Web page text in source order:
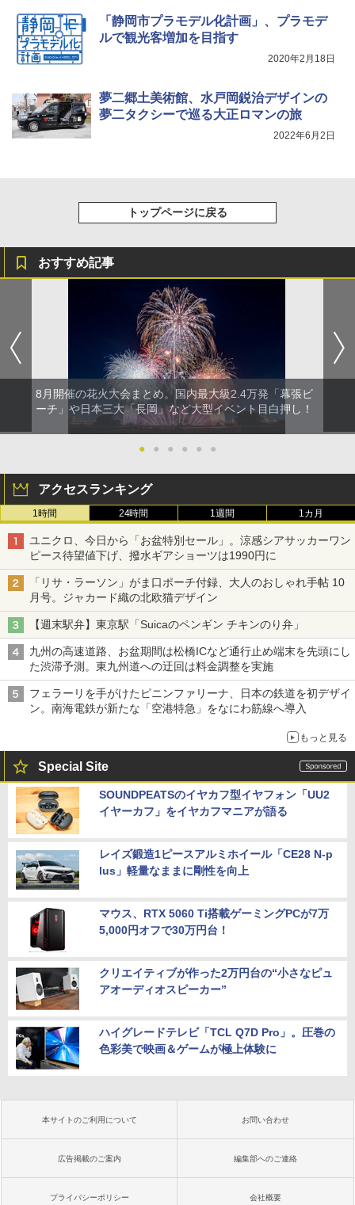
[キャンパーズコレクション 山善] 傘みたいに
広げるだけ パッとサッとテント キューブワ
イド ブラックコーティング フルクローズ メ
￥-
着替えテント トイレテント 透けない【換気
通気窓付き】収納袋付き UVカット 防水 防災
コンパクト iimono117 (ブルー)
「静岡市プラモデル化計画」、プラモデ
ルで観光客増加を目指す
2020年2月18日
夢二郷土美術館、水戸岡鋭治デザインの
夢二タクシーで巡る大正ロマンの旅
2022年6月2日
トップページに戻る
おすすめ記事
8月開催の花火大会まとめ。国内最大級2.4万発「幕張ビ
ーチ」や日本三大「長岡」など大型イベント目白押し！
● ● ● ● ● ●
アクセスランキング
1時間 24時間 1週間 1カ月
ユニクロ、今日から「お盆特別セール」。涼感シアサッカーワン
ピース待望値下げ、撥水ギアショーツは1990円に
「リサ・ラーソン」がま口ポーチ付録、大人のおしゃれ手帖 10
月号。ジャカード織の北欧猫デザイン
【週末駅弁】東京駅「Suicaのペンギン チキンのり弁」
九州の高速道路、お盆期間は松橋ICなど通行止め端末を先頭にし
た渋滞予測。東九州道への迂回は料金調整を実施
フェラーリを手がけたピニンファリーナ、日本の鉄道を初デザイ
ン。南海電鉄が新たな「空港特急」をなにわ筋線へ導入
もっと見る
Special Site
SOUNDPEATSのイヤカフ型イヤフォン「UU2
イヤーカフ」をイヤカフマニアが語る
レイズ鍛造1ピースアルミホイール「CE28 N-p
lus」軽量なままに剛性を向上
マウス、RTX 5060 Ti搭載ゲーミングPCが7万
5,000円オフで30万円台！
クリエイティブが作った2万円台の“小さなピュ
アオーディオスピーカー”
ハイグレードテレビ「TCL Q7D Pro」。圧巻の
色彩美で映画＆ゲームが極上体験に
本サイトのご利用について お問い合わせ
広告掲載のご案内 編集部へのご連絡
プライバシーポリシー 会社概要